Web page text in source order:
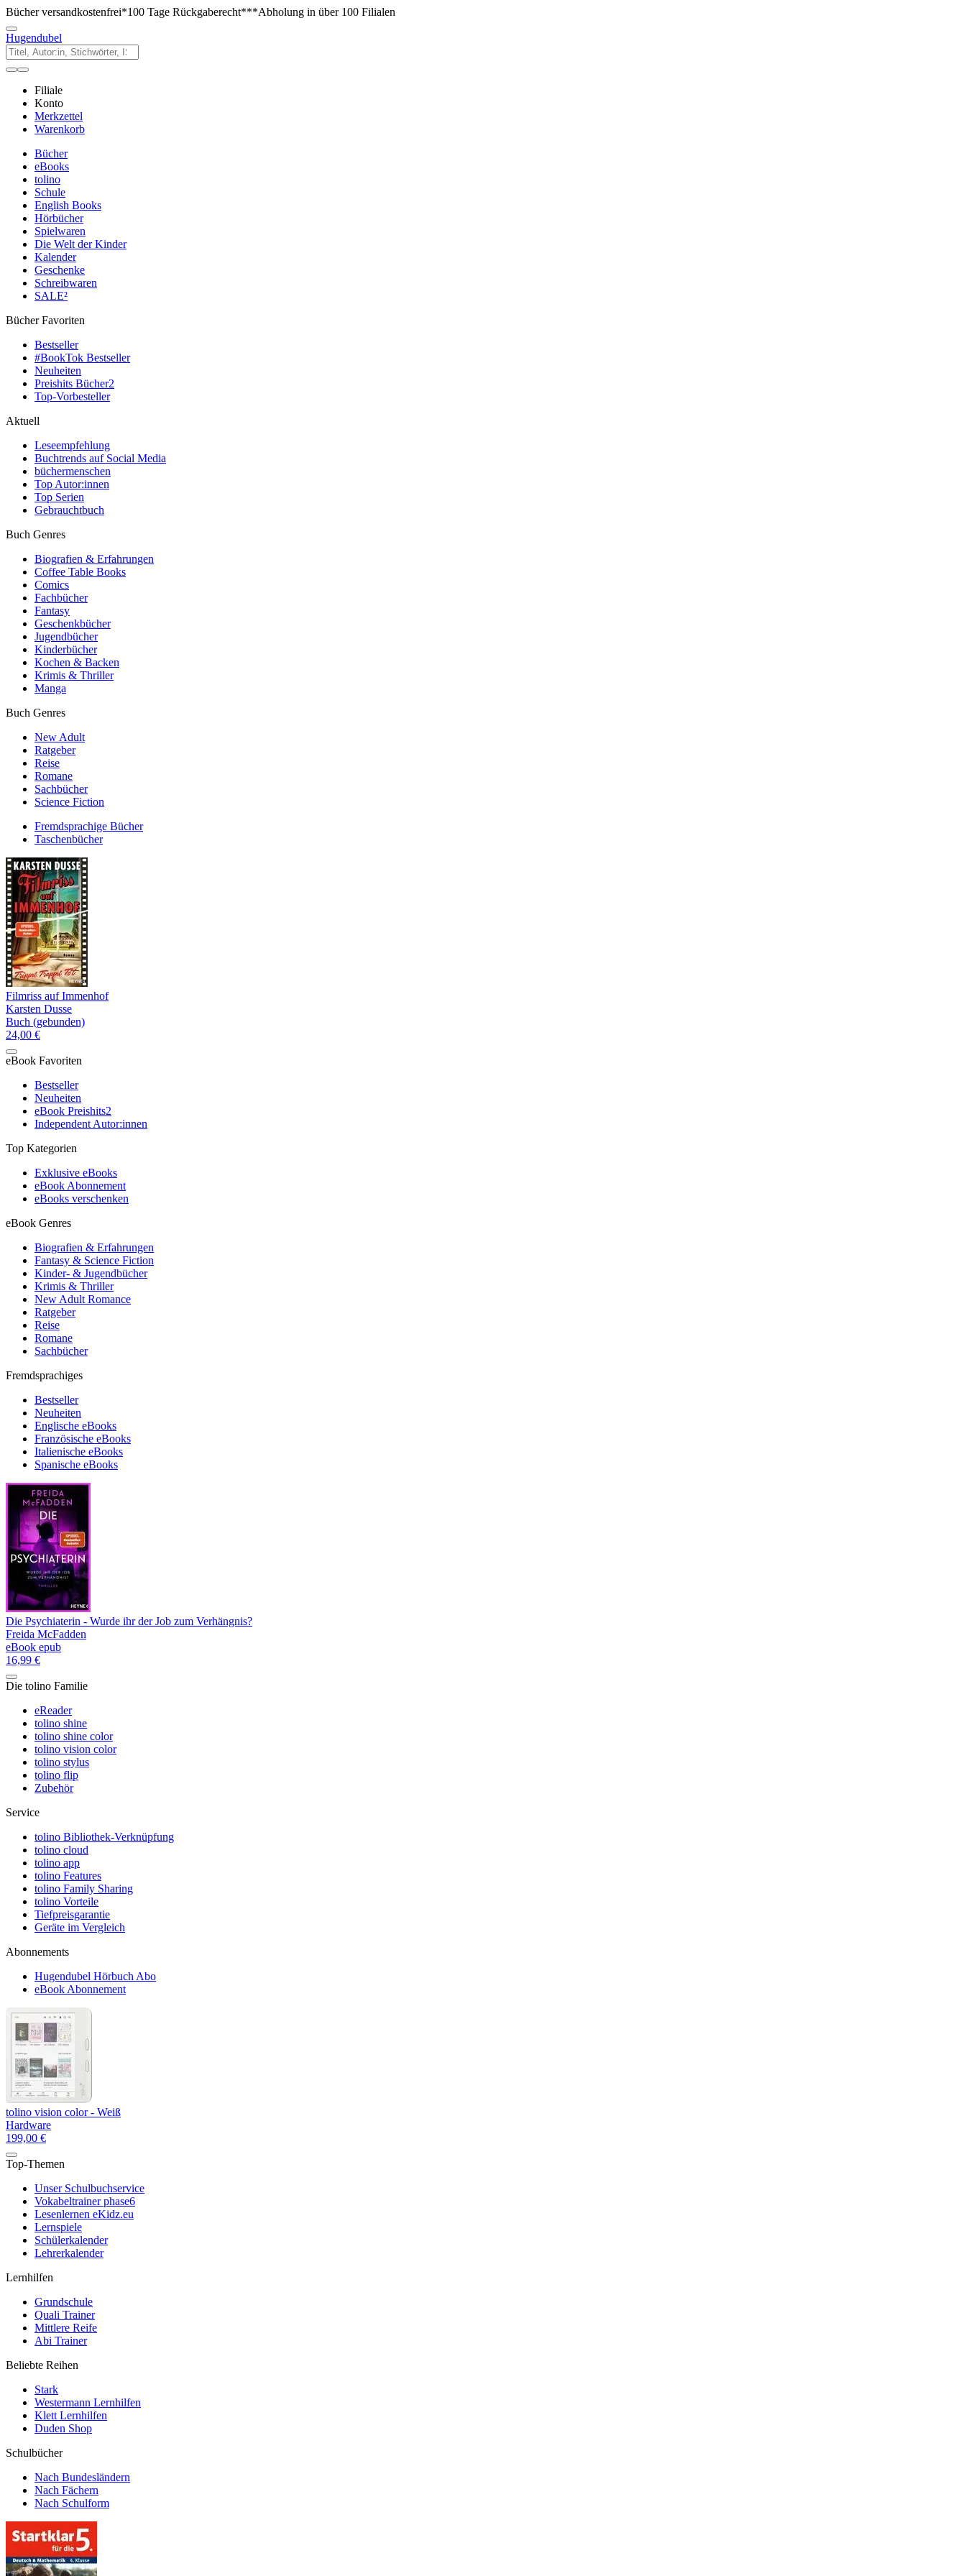
Bücher versandkostenfrei*100 Tage Rückgaberecht***Abholung in über 100 Filialen
Hugendubel
Filiale
Konto
Merkzettel
Warenkorb
Bücher
eBooks
tolino
Schule
English Books
Hörbücher
Spielwaren
Die Welt der Kinder
Kalender
Geschenke
Schreibwaren
SALE²
Bücher Favoriten
Bestseller
#BookTok Bestseller
Neuheiten
Preishits Bücher2
Top-Vorbesteller
Aktuell
Leseempfehlung
Buchtrends auf Social Media
büchermenschen
Top Autor:innen
Top Serien
Gebrauchtbuch
Buch Genres
Biografien & Erfahrungen
Coffee Table Books
Comics
Fachbücher
Fantasy
Geschenkbücher
Jugendbücher
Kinderbücher
Kochen & Backen
Krimis & Thriller
Manga
Buch Genres
New Adult
Ratgeber
Reise
Romane
Sachbücher
Science Fiction
Fremdsprachige Bücher
Taschenbücher
Filmriss auf Immenhof
Karsten Dusse
Buch (gebunden)
24,00 €
eBook Favoriten
Bestseller
Neuheiten
eBook Preishits2
Independent Autor:innen
Top Kategorien
Exklusive eBooks
eBook Abonnement
eBooks verschenken
eBook Genres
Biografien & Erfahrungen
Fantasy & Science Fiction
Kinder- & Jugendbücher
Krimis & Thriller
New Adult Romance
Ratgeber
Reise
Romane
Sachbücher
Fremdsprachiges
Bestseller
Neuheiten
Englische eBooks
Französische eBooks
Italienische eBooks
Spanische eBooks
Die Psychiaterin - Wurde ihr der Job zum Verhängnis?
Freida McFadden
eBook epub
16,99 €
Die tolino Familie
eReader
tolino shine
tolino shine color
tolino vision color
tolino stylus
tolino flip
Zubehör
Service
tolino Bibliothek-Verknüpfung
tolino cloud
tolino app
tolino Features
tolino Family Sharing
tolino Vorteile
Tiefpreisgarantie
Geräte im Vergleich
Abonnements
Hugendubel Hörbuch Abo
eBook Abonnement
tolino vision color - Weiß
Hardware
199,00 €
Top-Themen
Unser Schulbuchservice
Vokabeltrainer phase6
Lesenlernen eKidz.eu
Lernspiele
Schülerkalender
Lehrerkalender
Lernhilfen
Grundschule
Quali Trainer
Mittlere Reife
Abi Trainer
Beliebte Reihen
Stark
Westermann Lernhilfen
Klett Lernhilfen
Duden Shop
Schulbücher
Nach Bundesländern
Nach Fächern
Nach Schulform